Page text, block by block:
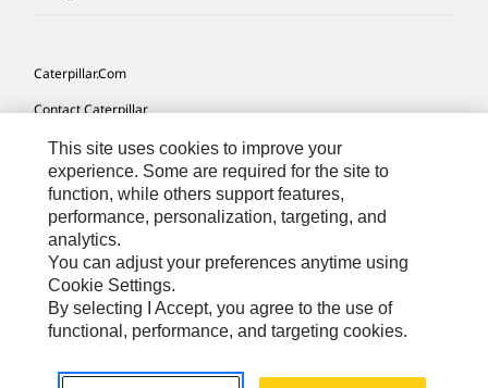
Caterpillar.com
Contact Caterpillar
Mijn Marketingvoorkeuren
Site Map
Cookie Settings
Legal
Privacy
Europe-Dutch© 2026 Caterpillar. Alle rechten voorbehouden.
This site uses cookies to improve your
experience. Some are required for the site to
function, while others support features,
performance, personalization, targeting, and
analytics.
You can adjust your preferences anytime using
Cookie Settings.
By selecting I Accept, you agree to the use of
functional, performance, and targeting cookies.